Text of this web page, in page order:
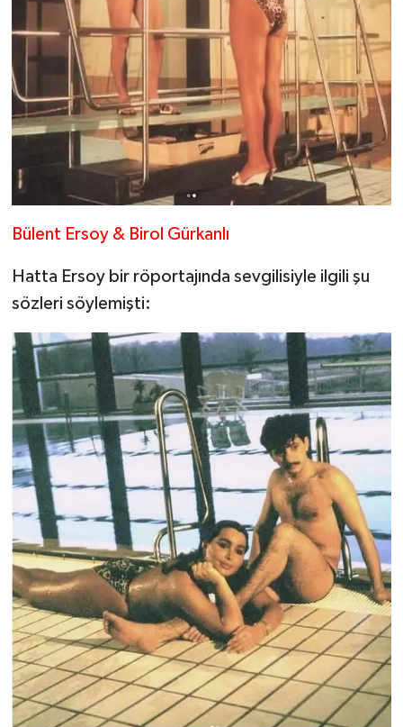
Bülent Ersoy & Birol Gürkanlı
Hatta Ersoy bir röportajında sevgilisiyle ilgili şu
sözleri söylemişti: